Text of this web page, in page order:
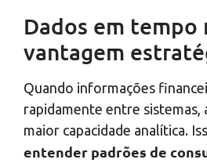
Dados em tempo
vantagem
Quando informações
rapidamente entre sistemas,
maior capacidade analítica.
entender padrões de